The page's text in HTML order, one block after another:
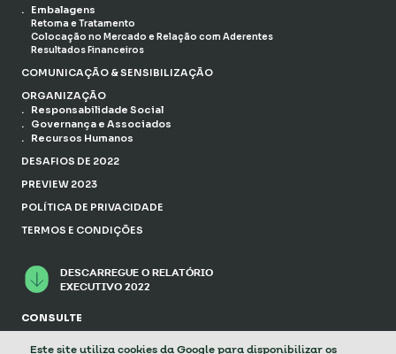
Embalagens
Retoma e Tratamento
Colocação no Mercado e Relação com Aderentes
Resultados Financeiros
COMUNICAÇÃO & SENSIBILIZAÇÃO
ORGANIZAÇÃO
Responsabilidade Social
Governança e Associados
Recursos Humanos
DESAFIOS DE 2022
PREVIEW 2023
POLÍTICA DE PRIVACIDADE
TERMOS E CONDIÇÕES
DESCARREGUE O RELATÓRIO
EXECUTIVO 2022
CONSULTE
RELATÓRIO EXECUTIVO 2020
Este site utiliza cookies da Google para disponibilizar os